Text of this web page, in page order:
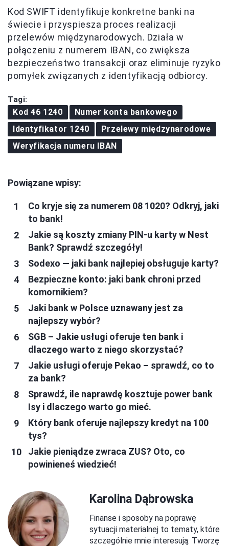
Kod SWIFT identyfikuje konkretne banki na
świecie i przyspiesza proces realizacji
przelewów międzynarodowych. Działa w
połączeniu z numerem IBAN, co zwiększa
bezpieczeństwo transakcji oraz eliminuje ryzyko
pomyłek związanych z identyfikacją odbiorcy.
Tagi:
Kod 46 1240
Numer konta bankowego
Identyfikator 1240
Przelewy międzynarodowe
Weryfikacja numeru IBAN
Powiązane wpisy:
Co kryje się za numerem 08 1020? Odkryj, jaki
to bank!
Jakie są koszty zmiany PIN-u karty w Nest
Bank? Sprawdź szczegóły!
Sodexo — jaki bank najlepiej obsługuje karty?
Bezpieczne konto: jaki bank chroni przed
komornikiem?
Jaki bank w Polsce uznawany jest za
najlepszy wybór?
SGB – Jakie usługi oferuje ten bank i
dlaczego warto z niego skorzystać?
Jakie usługi oferuje Pekao – sprawdź, co to
za bank?
Sprawdź, ile naprawdę kosztuje power bank
Isy i dlaczego warto go mieć.
Który bank oferuje najlepszy kredyt na 100
tys?
Jakie pieniądze zwraca ZUS? Oto, co
powinieneś wiedzieć!
Karolina Dąbrowska
Finanse i sposoby na poprawę
sytuacji materialnej to tematy, które
szczególnie mnie interesują. Tworzę